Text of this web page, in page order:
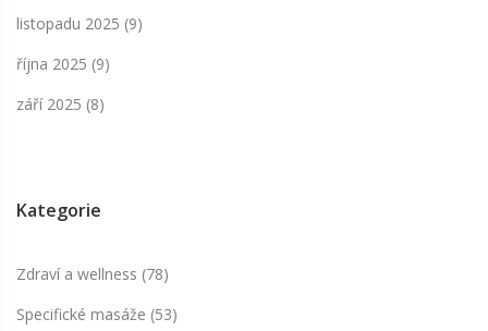
listopadu 2025 (9)
října 2025 (9)
září 2025 (8)
Kategorie
Zdraví a wellness (78)
Specifické masáže (53)